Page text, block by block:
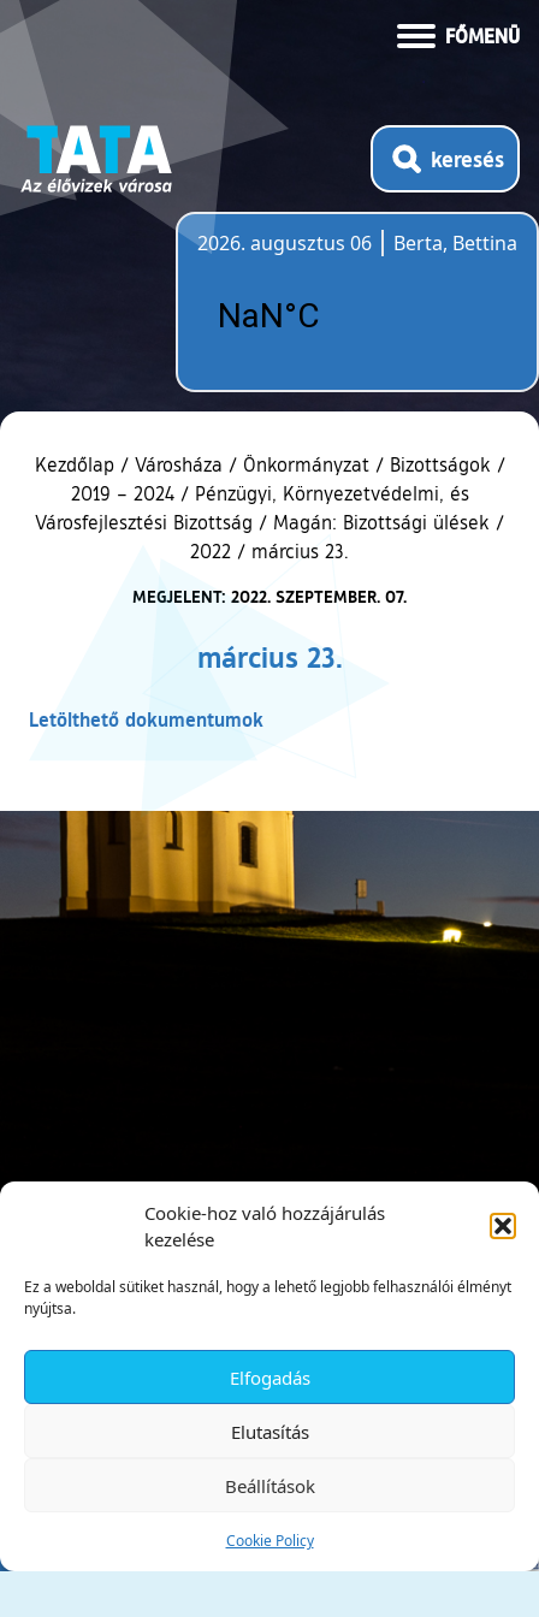
Cookie-hoz való hozzájárulás
kezelése
Ez a weboldal sütiket használ, hogy a lehető legjobb felhasználói élményt
nyújtsa.
Elfogadás
Elutasítás
Beállítások
Cookie Policy
FŐMENÜ
keresés
2026. augusztus 06
Berta, Bettina
Kezdőlap / Városháza / Önkormányzat / Bizottságok /
2019 – 2024 / Pénzügyi, Környezetvédelmi, és
Városfejlesztési Bizottság / Magán: Bizottsági ülések /
2022 / március 23.
MEGJELENT: 2022. SZEPTEMBER. 07.
március 23.
Letölthető dokumentumok
Tata Város Önkormányzata
✕